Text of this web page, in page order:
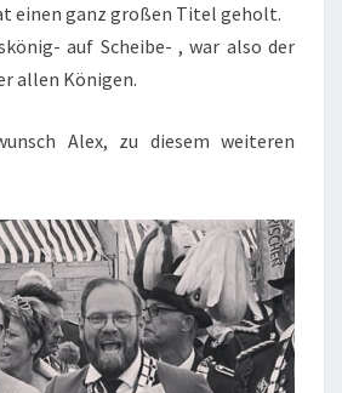
einen ganz großen Titel geholt.
auf Scheibe- , war also der
allen Königen.
Alex, zu diesem weiteren